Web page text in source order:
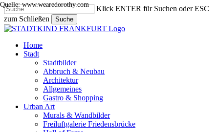
Skip
to
main
content
Klick ENTER für Suchen oder ESC
zum Schließen
Suche
Close
search
Menu
Home
Stadt
Stadtbilder
Abbruch & Neubau
Architektur
Allgemeines
Gastro & Shopping
Urban Art
Murals & Wandbilder
Freiluftgalerie Friedensbrücke
Quelle: www.wearedorothy.com